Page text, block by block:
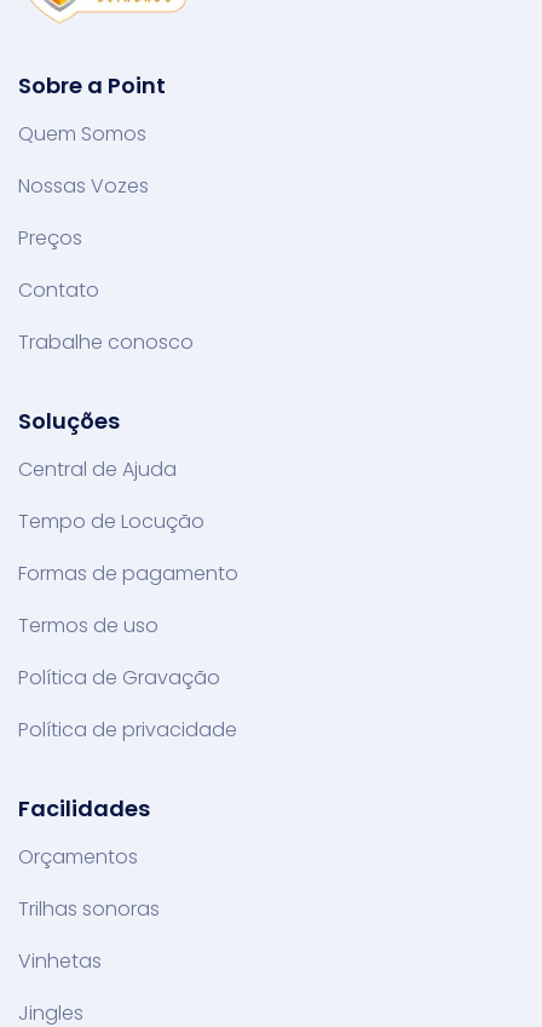
Sobre a Point
Quem Somos
Nossas Vozes
Preços
Contato
Trabalhe conosco
Soluções
Central de Ajuda
Tempo de Locução
Formas de pagamento
Termos de uso
Política de Gravação
Política de privacidade
Facilidades
Orçamentos
Trilhas sonoras
Vinhetas
Jingles